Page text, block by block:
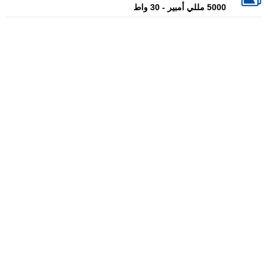
5000 مللي أمبير - 30 واط